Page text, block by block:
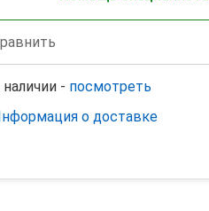
наличии - посмотреть
о доставке